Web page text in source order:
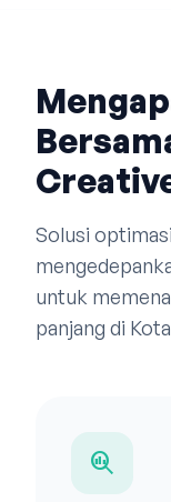
Solusi
untuk
panjang di
search_insights